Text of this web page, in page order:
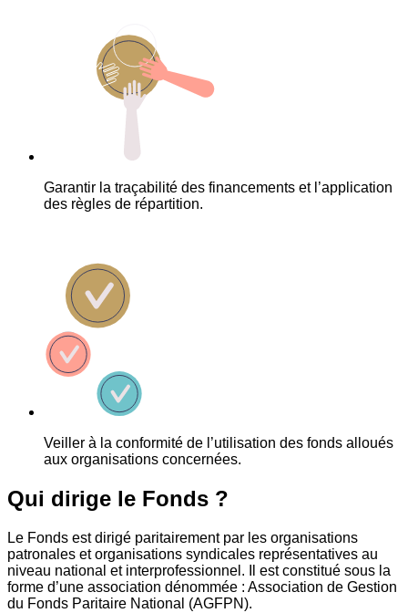
Garantir la traçabilité des financements et l’application
des règles de répartition.
Veiller à la conformité de l’utilisation des fonds alloués
aux organisations concernées.
Qui dirige le Fonds ?
Le Fonds est dirigé paritairement par les organisations
patronales et organisations syndicales représentatives au
niveau national et interprofessionnel. Il est constitué sous la
forme d’une association dénommée : Association de Gestion
du Fonds Paritaire National (AGFPN).